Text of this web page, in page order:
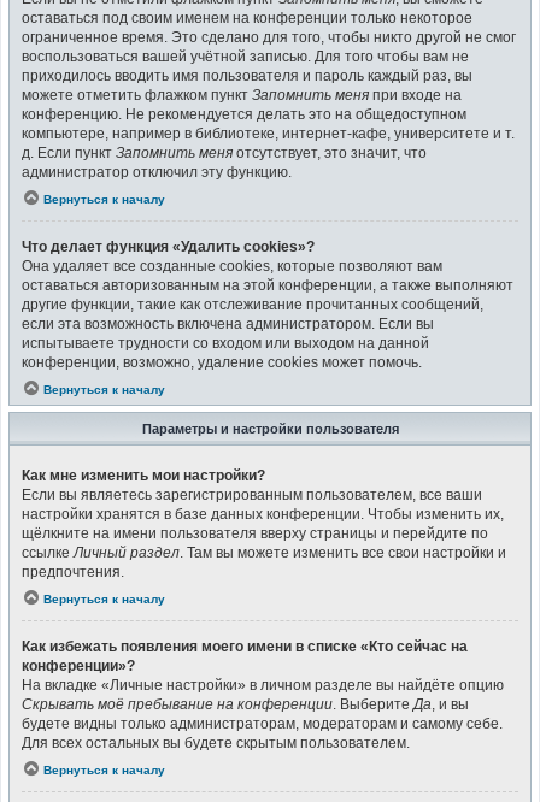
оставаться под своим именем на конференции только некоторое
ограниченное время. Это сделано для того, чтобы никто другой не смог
воспользоваться вашей учётной записью. Для того чтобы вам не
приходилось вводить имя пользователя и пароль каждый раз, вы
можете отметить флажком пункт Запомнить меня при входе на
конференцию. Не рекомендуется делать это на общедоступном
компьютере, например в библиотеке, интернет-кафе, университете и т.
д. Если пункт Запомнить меня отсутствует, это значит, что
администратор отключил эту функцию.
Вернуться к началу
Что делает функция «Удалить cookies»?
Она удаляет все созданные cookies, которые позволяют вам
оставаться авторизованным на этой конференции, а также выполняют
другие функции, такие как отслеживание прочитанных сообщений,
если эта возможность включена администратором. Если вы
испытываете трудности со входом или выходом на данной
конференции, возможно, удаление cookies может помочь.
Вернуться к началу
Параметры и настройки пользователя
Как мне изменить мои настройки?
Если вы являетесь зарегистрированным пользователем, все ваши
настройки хранятся в базе данных конференции. Чтобы изменить их,
щёлкните на имени пользователя вверху страницы и перейдите по
ссылкеЛичный раздел. Там вы можете изменить все свои настройки и
предпочтения.
Вернуться к началу
Как избежать появления моего имени в списке «Кто сейчас на
конференции»?
На вкладке «Личные настройки» в личном разделе вы найдёте опцию
Скрывать моё пребывание на конференции. ВыберитеДа, и вы
будете видны только администраторам, модераторам и самому себе.
Для всех остальных вы будете скрытым пользователем.
Вернуться к началу